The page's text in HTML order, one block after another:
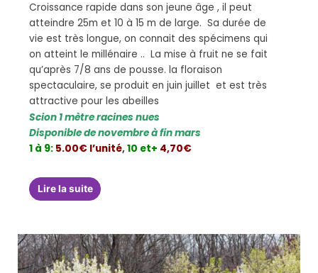
Croissance rapide dans son jeune âge , il peut
atteindre 25m et 10 à 15 m de large. Sa durée de
vie est très longue, on connait des spécimens qui
on atteint le millénaire .. La mise à fruit ne se fait
qu’après 7/8 ans de pousse. la floraison
spectaculaire, se produit en juin juillet et est très
attractive pour les abeilles
Scion 1 mètre racines nues
Disponible de novembre à fin mars
1 à 9: 5.00€ l’unité,10 et+ 4,70€
Lire la suite